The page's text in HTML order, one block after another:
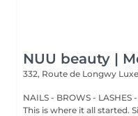
NUU beauty |
332, Route de Longwy
NAILS - BROWS - LASHES
This is where it all started.